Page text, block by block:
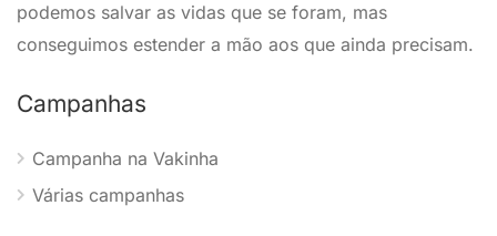
podemos salvar as vidas que se foram, mas
conseguimos estender a mão aos que ainda precisam.
Campanhas
Campanha na Vakinha
Várias campanhas